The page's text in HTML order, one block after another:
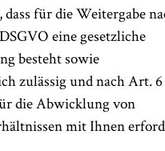
für die Weitergabe
eine gesetzliche
besteht sowie
zulässig und nach Art.
die Abwicklung von
mit Ihnen